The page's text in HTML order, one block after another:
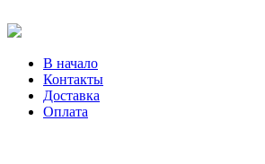
В начало
Контакты
Доставка
Оплата